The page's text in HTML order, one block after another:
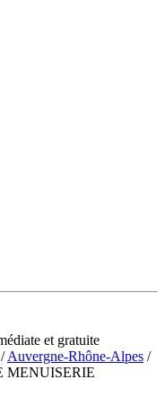
et gratuite
/Auvergne-Rhône-Alpes /
MENUISERIE